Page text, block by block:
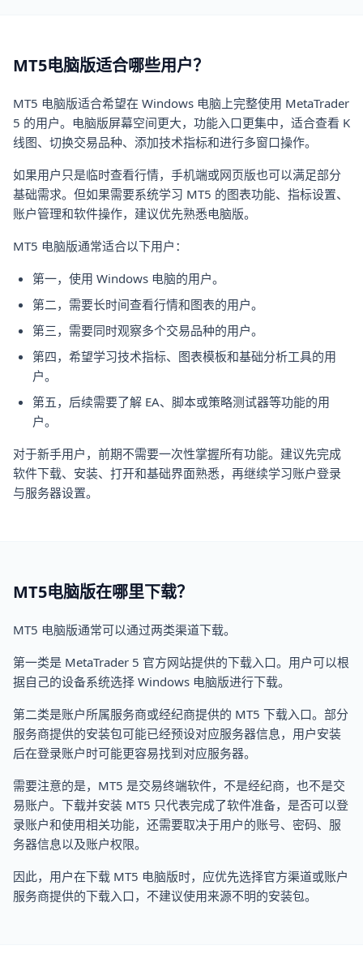
MT5电脑版适合哪些用户？
MT5 电脑版适合希望在 Windows 电脑上完整使用 MetaTrader
5 的用户。电脑版屏幕空间更大，功能入口更集中，适合查看 K
线图、切换交易品种、添加技术指标和进行多窗口操作。
如果用户只是临时查看行情，手机端或网页版也可以满足部分
基础需求。但如果需要系统学习 MT5 的图表功能、指标设置、
账户管理和软件操作，建议优先熟悉电脑版。
MT5 电脑版通常适合以下用户：
第一，使用 Windows 电脑的用户。
第二，需要长时间查看行情和图表的用户。
第三，需要同时观察多个交易品种的用户。
第四，希望学习技术指标、图表模板和基础分析工具的用
户。
第五，后续需要了解 EA、脚本或策略测试器等功能的用
户。
对于新手用户，前期不需要一次性掌握所有功能。建议先完成
软件下载、安装、打开和基础界面熟悉，再继续学习账户登录
与服务器设置。
MT5电脑版在哪里下载？
MT5 电脑版通常可以通过两类渠道下载。
第一类是 MetaTrader 5 官方网站提供的下载入口。用户可以根
据自己的设备系统选择 Windows 电脑版进行下载。
第二类是账户所属服务商或经纪商提供的 MT5 下载入口。部分
服务商提供的安装包可能已经预设对应服务器信息，用户安装
后在登录账户时可能更容易找到对应服务器。
需要注意的是，MT5 是交易终端软件，不是经纪商，也不是交
易账户。下载并安装 MT5 只代表完成了软件准备，是否可以登
录账户和使用相关功能，还需要取决于用户的账号、密码、服
务器信息以及账户权限。
因此，用户在下载 MT5 电脑版时，应优先选择官方渠道或账户
服务商提供的下载入口，不建议使用来源不明的安装包。